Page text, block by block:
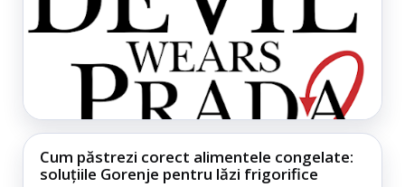
Cum păstrezi corect alimentele congelate:
soluțiile Gorenje pentru lăzi frigorifice